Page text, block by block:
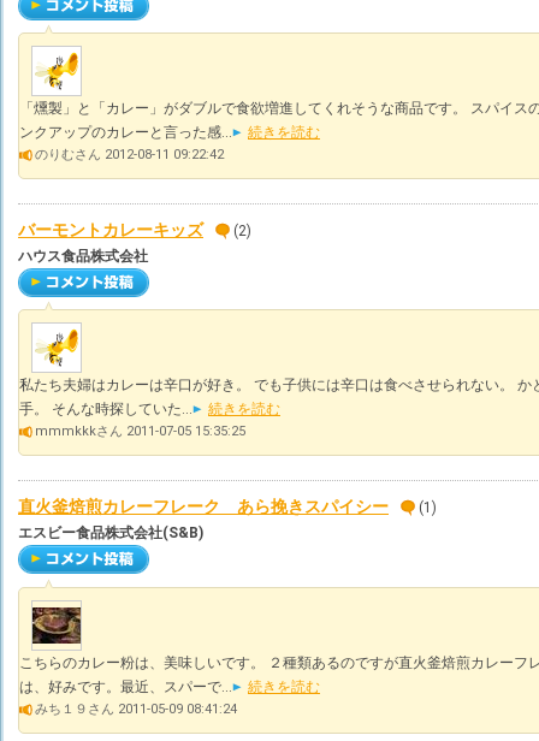
「燻製」と「カレー」がダブルで食欲増進してくれそうな商品です。 スパイ
ンクアップのカレーと言った感...
続きを読む
のりむさん 2012-08-11 09:22:42
バーモントカレーキッズ
(2)
ハウス食品株式会社
私たち夫婦はカレーは辛口が好き。 でも子供には辛口は食べさせられない。
手。 そんな時探していた...
続きを読む
mmmkkkさん 2011-07-05 15:35:25
直火釜焙煎カレーフレーク あら挽きスパイシー
(1)
エスビー食品株式会社(S&B)
こちらのカレー粉は、美味しいです。 ２種類あるのですが直火釜焙煎カレー
は、好みです。最近、スパーで...
続きを読む
みち１９さん 2011-05-09 08:41:24